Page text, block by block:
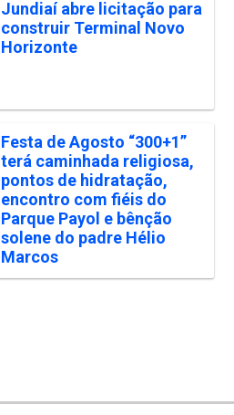
Jundiaí abre licitação para
construir Terminal Novo
Horizonte
Festa de Agosto “300+1”
terá caminhada religiosa,
pontos de hidratação,
encontro com fiéis do
Parque Payol e bênção
solene do padre Hélio
Marcos